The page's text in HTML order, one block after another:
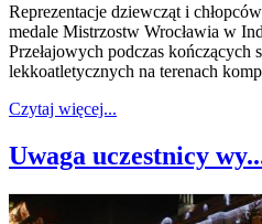
Reprezentacje dziewcząt i
medale Mistrzostw Wrocławia w
Przełajowych podczas kończących
lekkoatletycznych na terenach
Czytaj więcej...
Uwaga uczestnicy